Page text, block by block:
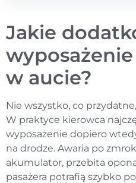
Jakie
w aucie?
Nie wszystko, co
W praktyce kierowca
wyposażenie dopiero
na drodze. Awaria po
akumulator, przebita
pasażera potrafią szybko